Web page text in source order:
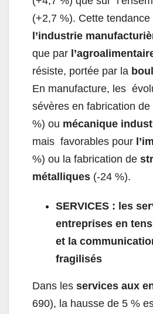
(+2,7 %). Cette
l’industrie
que par
résiste, portée par la
En manufacture, les
sévères en fabrication de
%) ou mécanique
mais favorables pour
%) ou la fabrication de
métalliques (-24 %).
SERVICES : les
entreprises en
et la
fragilisés
Dans les services aux
690), la hausse de 5 %